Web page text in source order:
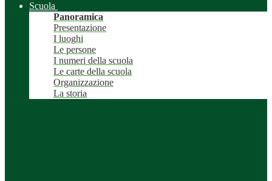
Scuola
Panoramica
Presentazione
I luoghi
Le persone
I numeri della scuola
Le carte della scuola
Organizzazione
La storia